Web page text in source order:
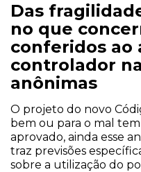
Das
no que
conferidos ao
controlador
anônimas
O projeto do novo
bem ou para o mal
aprovado, ainda esse
traz previsões
sobre a utilização do